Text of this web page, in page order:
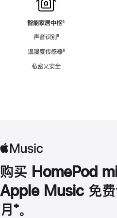
智能家居中枢脚
⁴
声音识别脚
⁵
温湿度传感器脚
⁶
私密又安全
购买 HomePod
Apple Music 免费
月 脚
⁺。